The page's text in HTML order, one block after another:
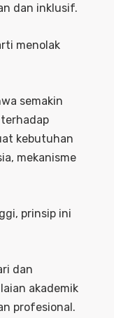
dan inklusif.
menolak
semakin
kebutuhan
mekanisme
prinsip ini
dan
akademik
profesional.